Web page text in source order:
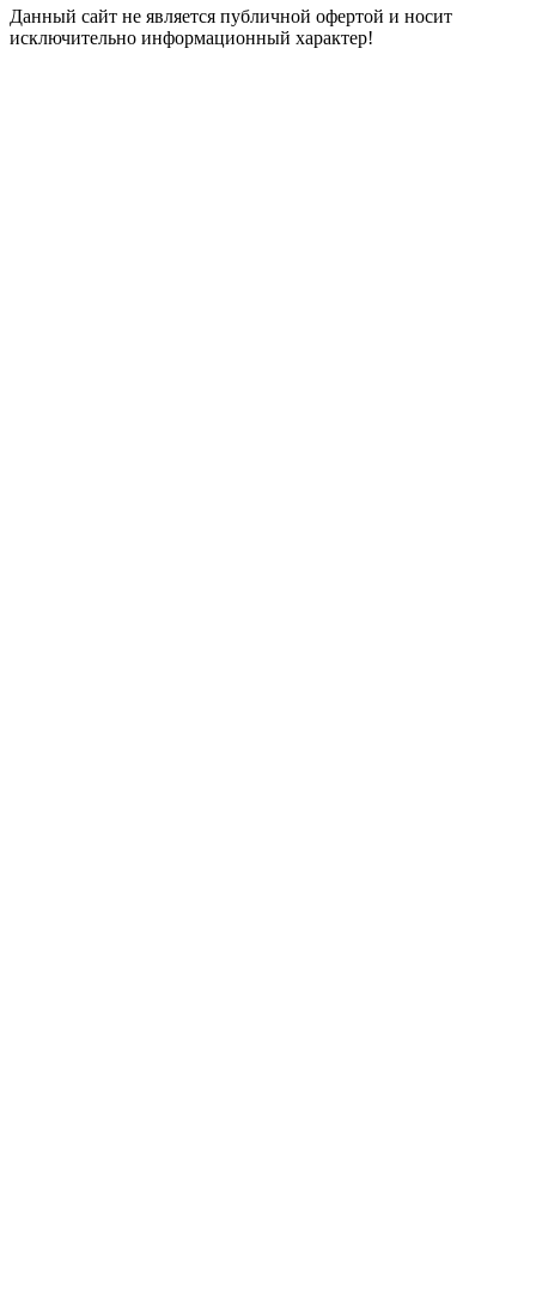
Данный сайт не является публичной офертой и носит
исключительно информационный характер!